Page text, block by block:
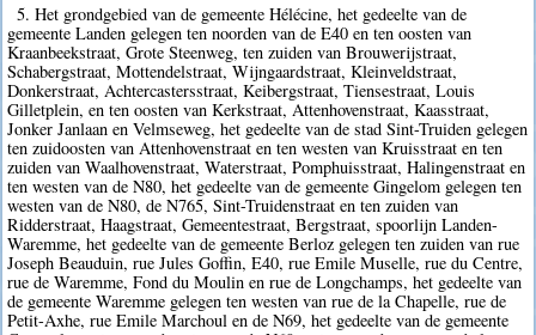
5. Het grondgebied van de gemeente Hélécine, het gedeelte van de
gemeente Landen gelegen ten noorden van de E40 en ten oosten van
Kraanbeekstraat, Grote Steenweg, ten zuiden van Brouwerijstraat,
Schabergstraat, Mottendelstraat, Wijngaardstraat, Kleinveldstraat,
Donkerstraat, Achtercastersstraat, Keibergstraat, Tiensestraat, Louis
Gilletplein, en ten oosten van Kerkstraat, Attenhovenstraat, Kaasstraat,
Jonker Janlaan en Velmseweg, het gedeelte van de stad Sint-Truiden gelegen
ten zuidoosten van Attenhovenstraat en ten westen van Kruisstraat en ten
zuiden van Waalhovenstraat, Waterstraat, Pomphuisstraat, Halingenstraat en
ten westen van de N80, het gedeelte van de gemeente Gingelom gelegen ten
westen van de N80, de N765, Sint-Truidenstraat en ten zuiden van
Ridderstraat, Haagstraat, Gemeentestraat, Bergstraat, spoorlijn Landen-
Waremme, het gedeelte van de gemeente Berloz gelegen ten zuiden van rue
Joseph Beauduin, rue Jules Goffin, E40, rue Emile Muselle, rue du Centre,
rue de Waremme, Fond du Moulin en rue de Longchamps, het gedeelte van
de gemeente Waremme gelegen ten westen van rue de la Chapelle, rue de
Petit-Axhe, rue Emile Marchoul en de N69, het gedeelte van de gemeente